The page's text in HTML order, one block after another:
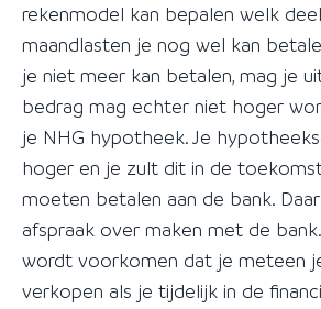
rekenmodel kan bepalen welk
maandlasten je nog wel kan
je niet meer kan betalen, mag je
bedrag mag echter niet hoger
je NHG hypotheek. Je
hoger en je zult dit in de
moeten betalen aan de bank.
afspraak over maken met de
wordt voorkomen dat je meteen
verkopen als je tijdelijk in de